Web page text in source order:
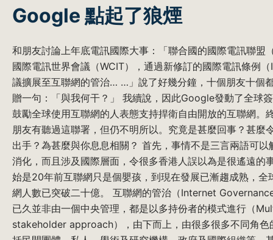
Google 點起了狼煙
和朋友討論上年底電訊國際大事：「聯合國的國際電訊聯盟
國際電訊世界會議（WCIT），通過新修訂的國際電訊條例（
議擴展至互聯網的管治… …」說了好幾分鐘，十個朋友十個
贈一句：「與我何干？」 我續說，因此Google發動了全球
鼓勵全球使用互聯網的人表態支持捍衛自由開放的互聯網。
朋友有聽過這聯署，但仍不明所以。究竟是甚麼回事？甚麼
出手？為甚麼與你息息相關？ 首先，事情不是三言兩語可以
消化，而且涉及國際層面，令很多香港人誤以為是很遙遠的
始是20年前互聯網只是個嬰孩，到現在發展已漸趨成熟，全
網人數已突破二十億。 互聯網的管治（Internet
已久並非由一個中央管理，都是以多持份者的模式進行（
stakeholder approach），由下而上，由很多很多不同角色